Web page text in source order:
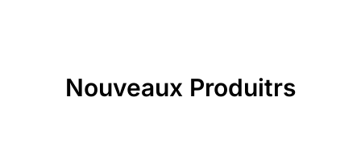
Nouveaux Produitrs